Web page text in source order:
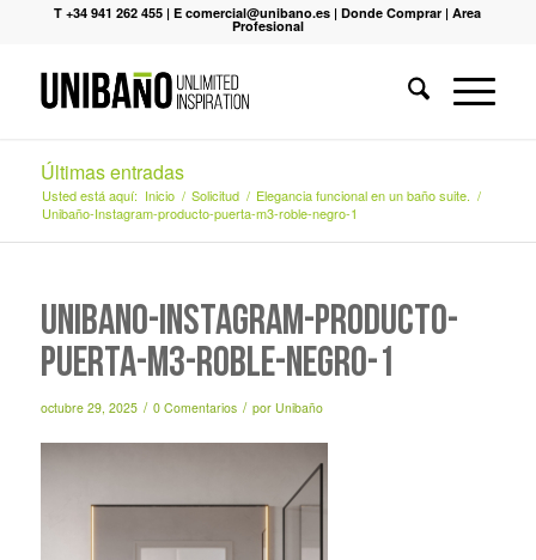
T +34 941 262 455 |E comercial@unibano.es |Donde Comprar |Area
Profesional
Últimas entradas
Usted está aquí: Inicio / Solicitud / Elegancia funcional en un baño suite. /
Unibaño-Instagram-producto-puerta-m3-roble-negro-1
Unibaño-Instagram-producto-
puerta-m3-roble-negro-1
octubre 29, 2025 / 0 Comentarios / por Unibaño